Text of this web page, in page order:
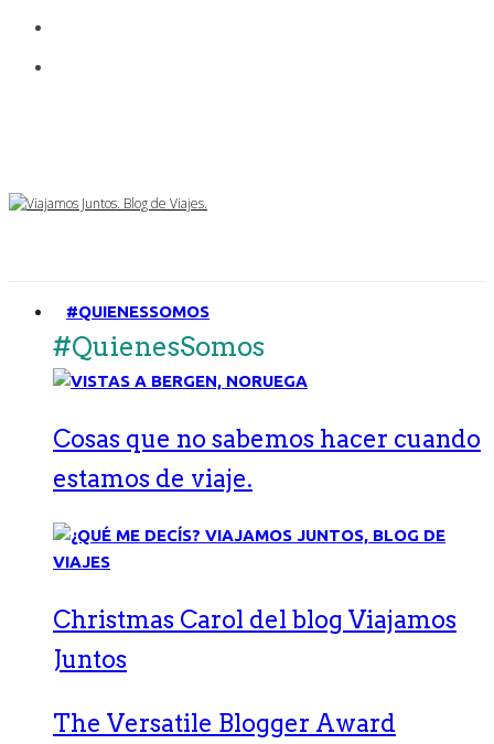
#QUIENESSOMOS
#QuienesSomos
Cosas que no sabemos hacer cuando
estamos de viaje.
Christmas Carol del blog Viajamos
Juntos
The Versatile Blogger Award